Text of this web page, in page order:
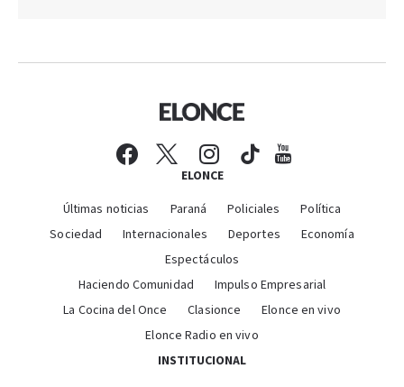
ELONCE
Últimas noticias Paraná Policiales
Política
Sociedad
Internacionales Deportes
Economía
Espectáculos
Haciendo Comunidad
Impulso Empresarial
La Cocina del Once
Clasionce
Elonce en vivo
Elonce Radio en vivo
INSTITUCIONAL